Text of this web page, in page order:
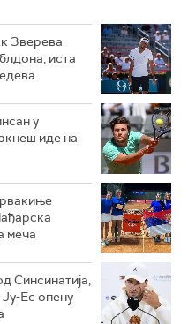
Зверева
иста
у
иде на
меча
Синсинатија,
Ес опену